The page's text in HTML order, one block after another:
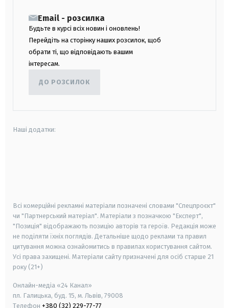
Email - розсилка
Будьте в курсі всіх новин і оновлень!
Перейдіть на сторінку наших розсилок, щоб
обрати ті, що відповідають вашим
інтересам.
ДО РОЗСИЛОК
Наші додатки:
Всі комерційні рекламні матеріали позначені словами "Спецпроєкт"
чи "Партнерський матеріал". Матеріали з позначкою "Експерт",
"Позиція" відображають позицію авторів та героїв. Редакція може
не поділяти їхніх поглядів. Детальніше щодо реклами та правил
цитування можна ознайомитись в правилах користування сайтом.
Усі права захищені. Матеріали сайту призначені для осіб старше 21
року (21+)
Онлайн-медіа «24 Канал»
пл. Галицька, буд. 15, м. Львів, 79008
Телефон +380 (32) 229-77-77